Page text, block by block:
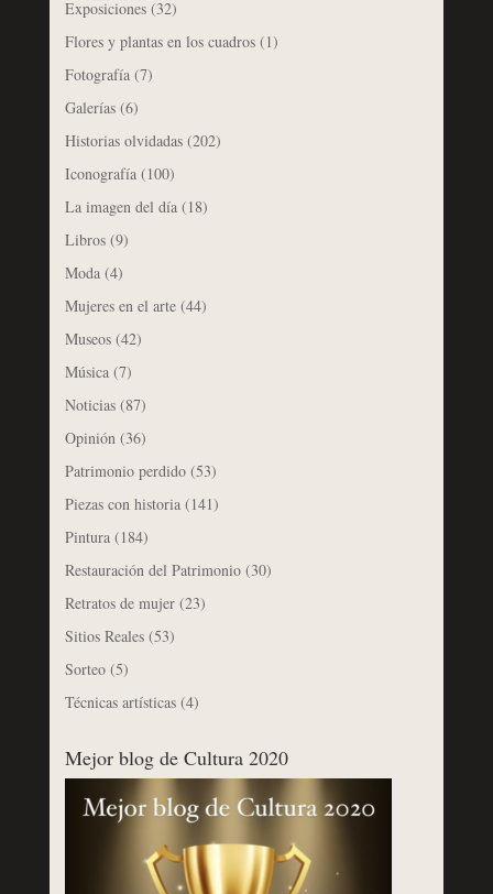
Exposiciones(32)
Flores y plantas en los cuadros(1)
Fotografía(7)
Galerías(6)
Historias olvidadas(202)
Iconografía(100)
La imagen del día(18)
Libros(9)
Moda(4)
Mujeres en el arte(44)
Museos(42)
Música(7)
Noticias(87)
Opinión(36)
Patrimonio perdido(53)
Piezas con historia(141)
Pintura(184)
Restauración del Patrimonio(30)
Retratos de mujer(23)
Sitios Reales(53)
Sorteo(5)
Técnicas artísticas(4)
Mejor blog de Cultura 2020